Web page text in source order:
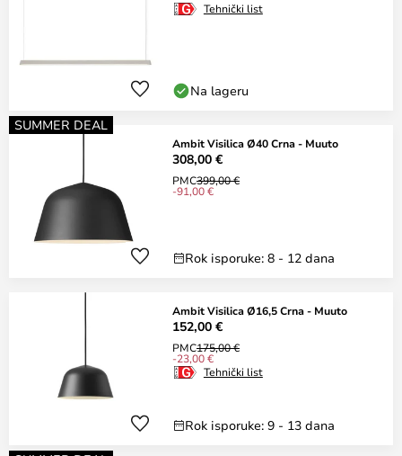
Tehnički list
Na lageru
SUMMER DEAL
Ambit Visilica Ø40 Crna - Muuto
308,00 €
PMC399,00 €
-91,00 €
Rok isporuke: 8 - 12 dana
Ambit Visilica Ø16,5 Crna - Muuto
152,00 €
PMC175,00 €
-23,00 €
Tehnički list
Rok isporuke: 9 - 13 dana